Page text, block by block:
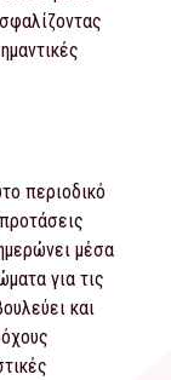
περιοδικό
μέσα
για τις
και